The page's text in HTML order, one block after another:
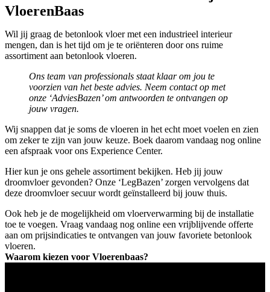
VloerenBaas
Wil jij graag de betonlook vloer met een industrieel interieur
mengen, dan is het tijd om je te oriënteren door ons ruime
assortiment aan betonlook vloeren.
Ons team van professionals staat klaar om jou te
voorzien van het beste advies. Neem contact op met
onze ‘AdviesBazen’ om antwoorden te ontvangen op
jouw vragen.
Wij snappen dat je soms de vloeren in het echt moet voelen en zien
om zeker te zijn van jouw keuze. Boek daarom vandaag nog online
een afspraak voor ons Experience Center.
Hier kun je ons gehele assortiment bekijken. Heb jij jouw
droomvloer gevonden? Onze ‘LegBazen’ zorgen vervolgens dat
deze droomvloer secuur wordt geïnstalleerd bij jouw thuis.
Ook heb je de mogelijkheid om vloerverwarming bij de installatie
toe te voegen. Vraag vandaag nog online een vrijblijvende offerte
aan om prijsindicaties te ontvangen van jouw favoriete betonlook
vloeren.
Waarom kiezen voor Vloerenbaas?